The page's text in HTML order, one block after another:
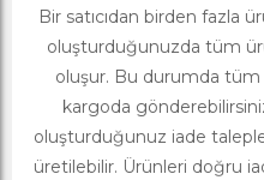
Bir satıcıdan birden fazla
oluşturduğunuzda tüm
oluşur. Bu durumda tüm
kargoda
oluşturduğunuz iade
üretilebilir. Ürünleri doğru